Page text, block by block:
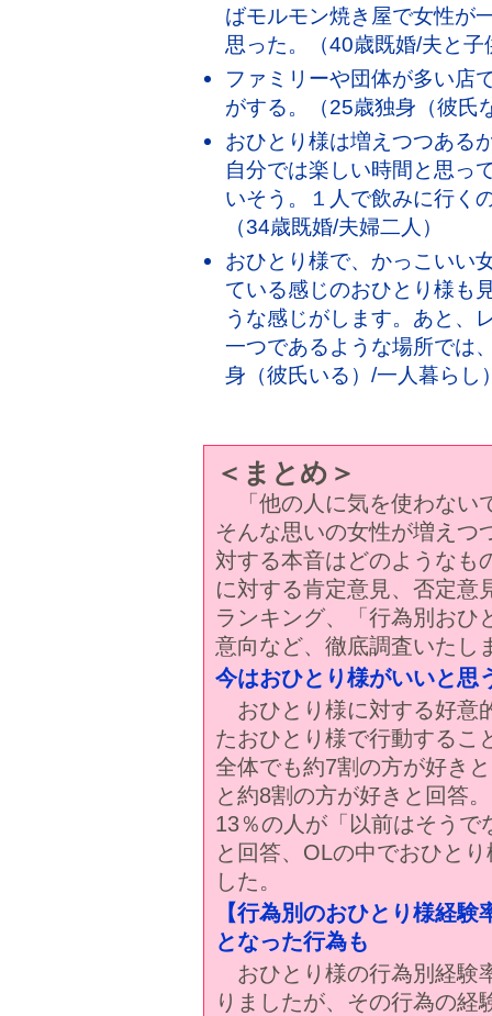
ばモルモン焼き屋で女性が
思った。（40歳既婚/夫と子
ファミリーや団体が多い店
がする。（25歳独身（彼氏
おひとり様は増えつつある
自分では楽しい時間と思っ
いそう。１人で飲みに行く
（34歳既婚/夫婦二人）
おひとり様で、かっこいい
ている感じのおひとり様も
うな感じがします。あと、
一つであるような場所では
身（彼氏いる）/一人暮らし
＜まとめ＞
「他の人に気を使わない
そんな思いの女性が増えつ
対する本音はどのようなも
に対する肯定意見、否定意
ランキング、「行為別おひ
意向など、徹底調査いたし
今はおひとり様がいいと思
おひとり様に対する好意
たおひとり様で行動するこ
全体でも約7割の方が好き
と約8割の方が好きと回答
13％の人が「以前はそう
と回答、OLの中でおひと
した。
【行為別のおひとり様経
となった行為も
おひとり様の行為別経験
りましたが、その行為の経